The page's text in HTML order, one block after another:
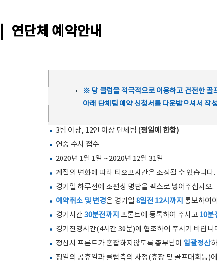
연단체 예약안내
※ 당 클럽을 적극적으로 이용하고 건전한 골
아래 단체팀 예약 신청서를 다운받으셔서 작
3팀 이상, 12인 이상 단체팀 (평일에 한함)
연중 수시 접수
2020년 1월 1일 ~ 2020년 12월 31일
계절의 변화에 따라 티오프시간은 조정될 수 있습니다.
경기일 하루전에 조편성 명단을 팩스로 넣어주십시오.
예약취소 및 변경은 경기일 8일전 12시까지 통보하여
경기시간 30분전까지 프론트에 등록하여 주시고 10분
경기진행시간(4시간 30분)에 협조하여 주시기 바랍니
정산시 프론트가 혼잡하지않도록 총무님이 일괄정산
평일의 공휴일과 클럽측의 사정(휴장 및 골프대회등)